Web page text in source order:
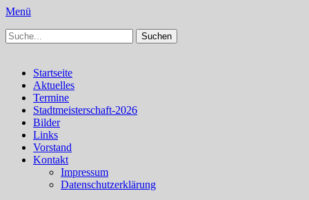
Menü
Schachfreunde Bürstadt
Schachfreunde im Web
Suchen
nach:
Primäres
Menü
Zum
Inhalt
springen
Startseite
Aktuelles
Termine
Stadtmeisterschaft-2026
Bilder
Links
Vorstand
Kontakt
Impressum
Datenschutzerklärung